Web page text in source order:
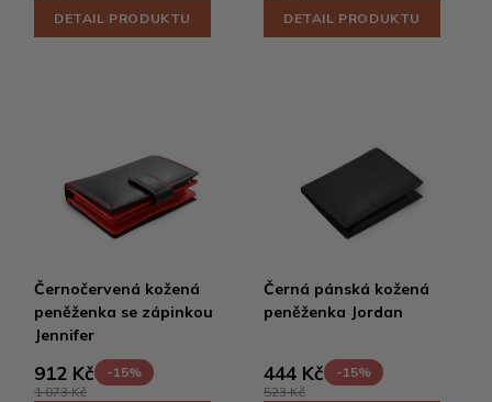
DETAIL PRODUKTU
DETAIL PRODUKTU
Černočervená kožená
peněženka se zápinkou
Jennifer
912 Kč
-15%
1 073 Kč
Černá pánská kožená
peněženka Jordan
444 Kč
-15%
523 Kč